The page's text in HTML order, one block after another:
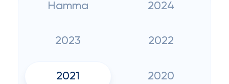
Hamma 2024
2023 2022
2021 2020